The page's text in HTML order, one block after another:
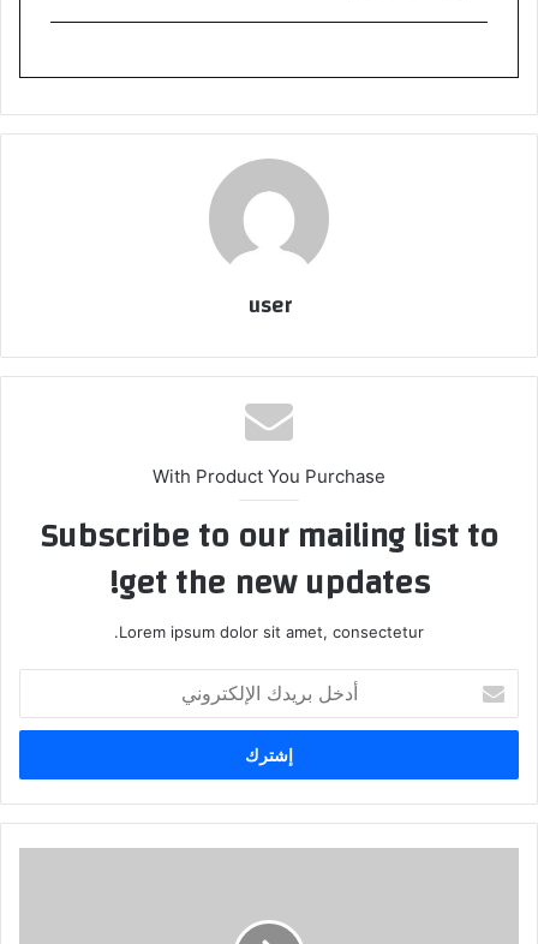
user
With Product You Purchase
Subscribe to our mailing list to
get the new updates!
Lorem ipsum dolor sit amet, consectetur.
بريدك
الإلكتروني